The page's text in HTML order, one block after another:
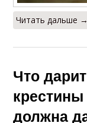
Читать дальше →
Что
должна